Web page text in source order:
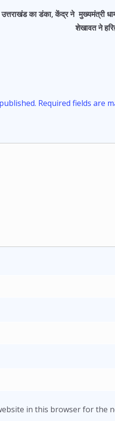
उत्तराखंड का डंका, केंद्र ने मुख्यमंत्री
शेखावत ने
Required fields are
in this browser for the